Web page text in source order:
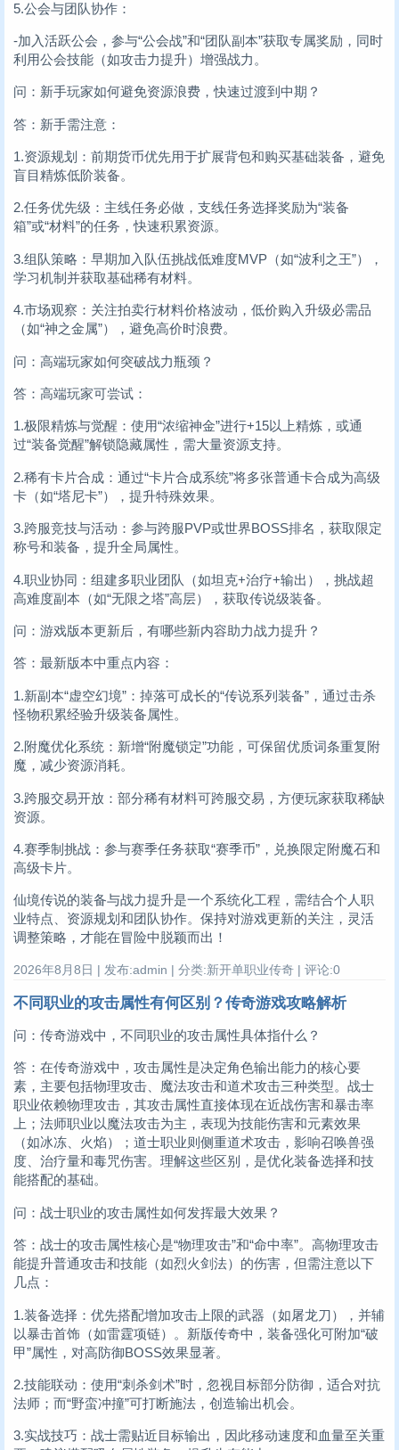
5.公会与团队协作：
-加入活跃公会，参与“公会战”和“团队副本”获取专属奖励，同时
利用公会技能（如攻击力提升）增强战力。
问：新手玩家如何避免资源浪费，快速过渡到中期？
答：新手需注意：
1.资源规划：前期货币优先用于扩展背包和购买基础装备，避免
盲目精炼低阶装备。
2.任务优先级：主线任务必做，支线任务选择奖励为“装备
箱”或“材料”的任务，快速积累资源。
3.组队策略：早期加入队伍挑战低难度MVP（如“波利之王”），
学习机制并获取基础稀有材料。
4.市场观察：关注拍卖行材料价格波动，低价购入升级必需品
（如“神之金属”），避免高价时浪费。
问：高端玩家如何突破战力瓶颈？
答：高端玩家可尝试：
1.极限精炼与觉醒：使用“浓缩神金”进行+15以上精炼，或通
过“装备觉醒”解锁隐藏属性，需大量资源支持。
2.稀有卡片合成：通过“卡片合成系统”将多张普通卡合成为高级
卡（如“塔尼卡”），提升特殊效果。
3.跨服竞技与活动：参与跨服PVP或世界BOSS排名，获取限定
称号和装备，提升全局属性。
4.职业协同：组建多职业团队（如坦克+治疗+输出），挑战超
高难度副本（如“无限之塔”高层），获取传说级装备。
问：游戏版本更新后，有哪些新内容助力战力提升？
答：最新版本中重点内容：
1.新副本“虚空幻境”：掉落可成长的“传说系列装备”，通过击杀
怪物积累经验升级装备属性。
2.附魔优化系统：新增“附魔锁定”功能，可保留优质词条重复附
魔，减少资源消耗。
3.跨服交易开放：部分稀有材料可跨服交易，方便玩家获取稀缺
资源。
4.赛季制挑战：参与赛季任务获取“赛季币”，兑换限定附魔石和
高级卡片。
仙境传说的装备与战力提升是一个系统化工程，需结合个人职
业特点、资源规划和团队协作。保持对游戏更新的关注，灵活
调整策略，才能在冒险中脱颖而出！
2026年8月8日 | 发布:admin | 分类:新开单职业传奇 | 评论:0
不同职业的攻击属性有何区别？传奇游戏攻略解析
问：传奇游戏中，不同职业的攻击属性具体指什么？
答：在传奇游戏中，攻击属性是决定角色输出能力的核心要
素，主要包括物理攻击、魔法攻击和道术攻击三种类型。战士
职业依赖物理攻击，其攻击属性直接体现在近战伤害和暴击率
上；法师职业以魔法攻击为主，表现为技能伤害和元素效果
（如冰冻、火焰）；道士职业则侧重道术攻击，影响召唤兽强
度、治疗量和毒咒伤害。理解这些区别，是优化装备选择和技
能搭配的基础。
问：战士职业的攻击属性如何发挥最大效果？
答：战士的攻击属性核心是“物理攻击”和“命中率”。高物理攻击
能提升普通攻击和技能（如烈火剑法）的伤害，但需注意以下
几点：
1.装备选择：优先搭配增加攻击上限的武器（如屠龙刀），并辅
以暴击首饰（如雷霆项链）。新版传奇中，装备强化可附加“破
甲”属性，对高防御BOSS效果显著。
2.技能联动：使用“刺杀剑术”时，忽视目标部分防御，适合对抗
法师；而“野蛮冲撞”可打断施法，创造输出机会。
3.实战技巧：战士需贴近目标输出，因此移动速度和血量至关重